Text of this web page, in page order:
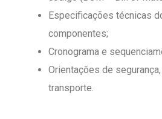
Especificações técnicas
componentes;
Cronograma e
Orientações de
transporte.